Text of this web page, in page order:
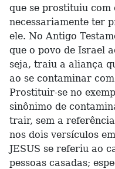
que se prostituiu com
necessariamente ter
ele. No Antigo
que o povo de Israel
seja, traiu a aliança
ao se contaminar
Prostituir-se no
sinônimo de
trair, sem a
nos dois versículos
JESUS se referiu ao
pessoas casadas;